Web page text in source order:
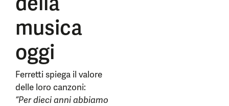
musica
oggi
Ferretti spiega il valore
delle loro canzoni:
“Per dieci anni abbiamo